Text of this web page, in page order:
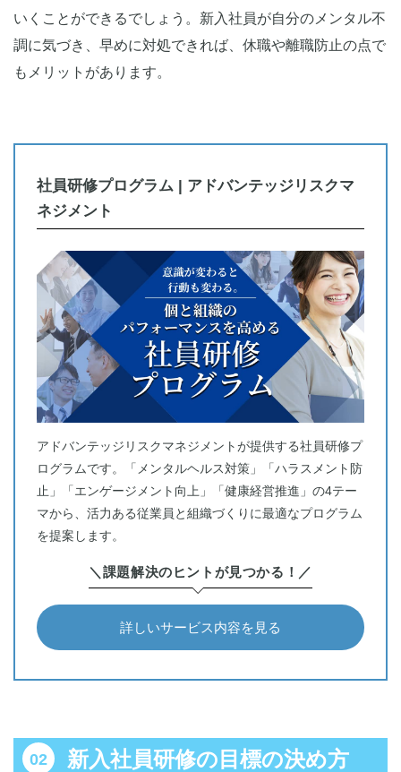
いくことができるでしょう。新入社員が自分のメンタル不
調に気づき、早めに対処できれば、休職や離職防止の点で
もメリットがあります。
社員研修プログラム | アドバンテッジリスクマ
ネジメント
アドバンテッジリスクマネジメントが提供する社員研修プ
ログラムです。「メンタルヘルス対策」「ハラスメント防
止」「エンゲージメント向上」「健康経営推進」の4テー
マから、活力ある従業員と組織づくりに最適なプログラム
を提案します。
＼課題解決のヒントが見つかる！／
詳しいサービス内容を見る
新入社員研修の目標の決め方